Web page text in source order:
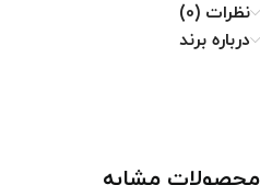
نظرات (0)
درباره برند